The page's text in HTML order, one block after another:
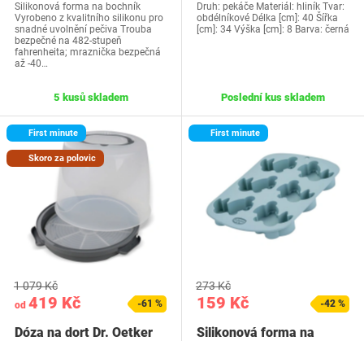
Silikonová forma na bochník
Vyrobeno z kvalitního silikonu pro
snadné uvolnění pečiva Trouba
bezpečné na 482-stupeň
fahrenheita; mraznička bezpečná
až -40…
5 kusů skladem
Druh: pekáče Materiál: hliník Tvar:
obdélníkové Délka [cm]: 40 Šířka
[cm]: 34 Výška [cm]: 8 Barva: černá
Poslední kus skladem
First minute
Skoro za polovic
od 419 Kč
1 079 Kč
-61 %
Dóza na dort Dr. Oetker
First minute
159 Kč
273 Kč
-42 %
Silikonová forma na